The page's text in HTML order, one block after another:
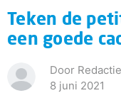
Teken de
een goede
Door Redactie
8 juni 2021